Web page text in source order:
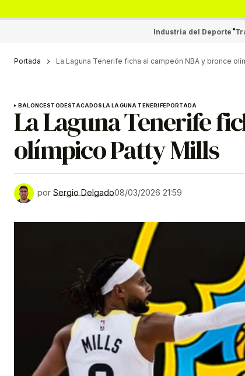
Industria del Deporte
Portada La Laguna Tenerife ficha al campeón NBA y bronce
BALONCESTODESTACADOSLA LAGUNA TENERIFEPORTADA
La Laguna Tenerife
olímpico Patty Mills
por Sergio Delgado08/03/2026 21:59